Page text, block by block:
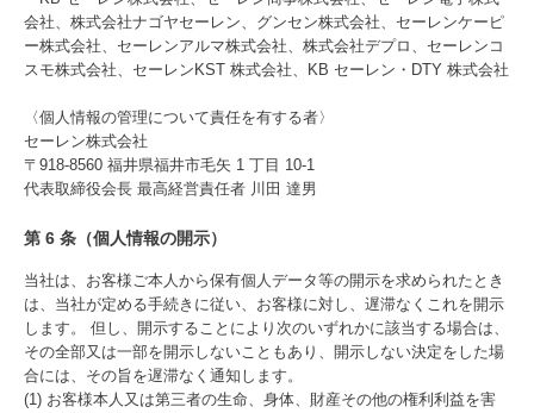
会社、株式会社ナゴヤセーレン、グンセン株式会社、セーレンケーピ
ー株式会社、セーレンアルマ株式会社、株式会社デプロ、セーレンコ
スモ株式会社、セーレンKST 株式会社、KB セーレン・DTY 株式会社
〈個人情報の管理について責任を有する者〉
セーレン株式会社
〒918-8560 福井県福井市毛矢 1 丁目 10-1
代表取締役会長 最高経営責任者 川田 達男
第 6 条（個人情報の開示）
当社は、お客様ご本人から保有個人データ等の開示を求められたとき
は、当社が定める手続きに従い、お客様に対し、遅滞なくこれを開示
します。 但し、開示することにより次のいずれかに該当する場合は、
その全部又は一部を開示しないこともあり、開示しない決定をした場
合には、その旨を遅滞なく通知します。
(1) お客様本人又は第三者の生命、身体、財産その他の権利利益を害